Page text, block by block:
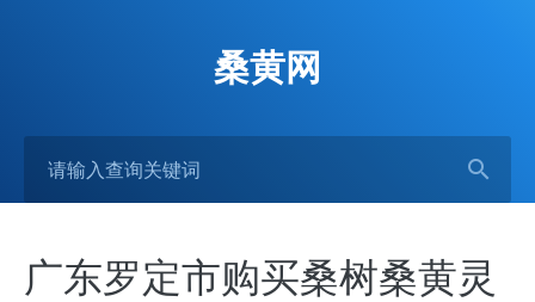
桑黄网
广东罗定市购买桑树桑黄灵